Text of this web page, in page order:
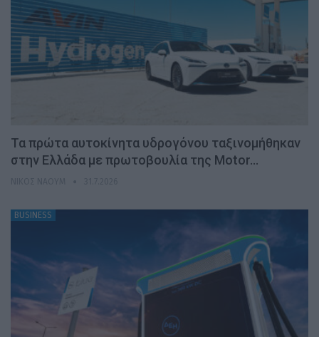
Τα πρώτα αυτοκίνητα υδρογόνου ταξινομήθηκαν
στην Ελλάδα με πρωτοβουλία της Motor…
BUSINESS